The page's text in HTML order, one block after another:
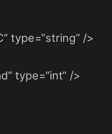
“ type=“string“ />
“ type=“int“ />